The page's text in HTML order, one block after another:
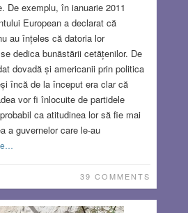
De exemplu, în ianuarie 2011
European a declarat că
au înțeles că datoria lor
dedica bunăstării cetățenilor. De
dovadă și americanii prin politica
încă de la început era clar că
vor fi înlocuite de partidele
ca atitudinea lor să fie mai
a guvernelor care le-au
39 COMMENTS